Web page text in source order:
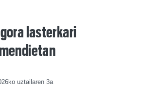
lasterkari
uztailaren 3a